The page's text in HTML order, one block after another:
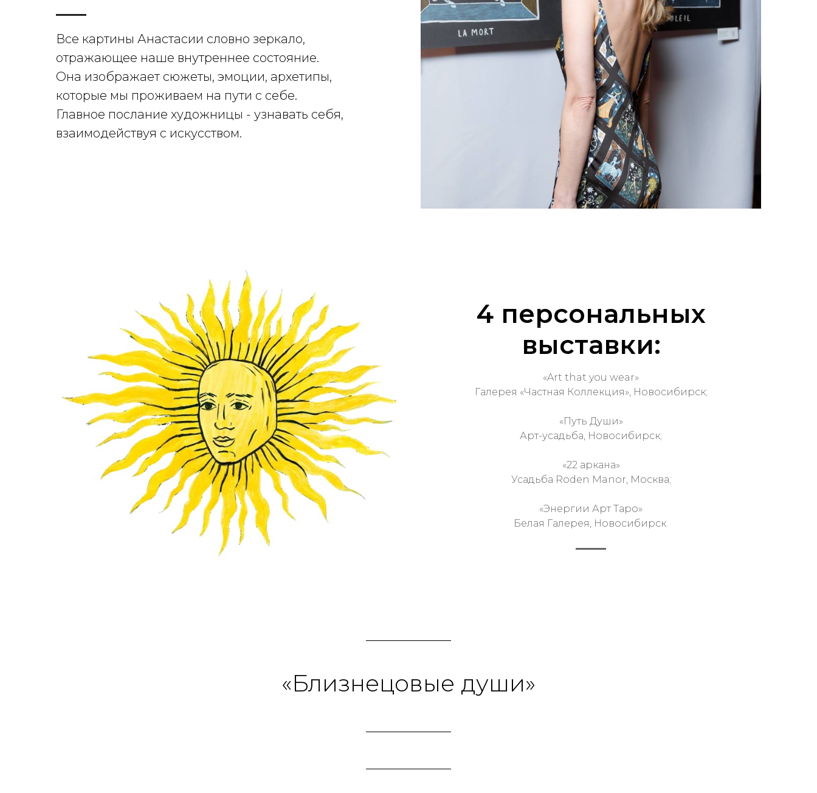
Все картины Анастасии словно зеркало,
отражающее наше внутреннее состояние.
Она изображает сюжеты, эмоции, архетипы,
которые мы проживаем на пути с себе.
Главное послание художницы - узнавать себя,
взаимодействуя с искусством.
4 персональных
выставки:
«Art that you wear»
Галерея «Частная Коллекция», Новосибирск;
«Путь Души»
Арт-усадьба, Новосибирск;
«22 аркана»
Усадьба Roden Manor, Москва;
«Энергии Арт Таро»
Белая Галерея, Новосибирск.
«Близнецовые души»